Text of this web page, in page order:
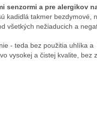
senzormi a pre alergikov
kadidlá takmer bezdymové,
všetkých nežiaducich a
- teda bez použitia uhlíka
vysokej a čistej kvalite, bez